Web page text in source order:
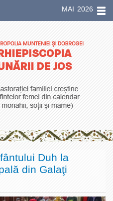
MAI 2026
Duh la
din Galaţi